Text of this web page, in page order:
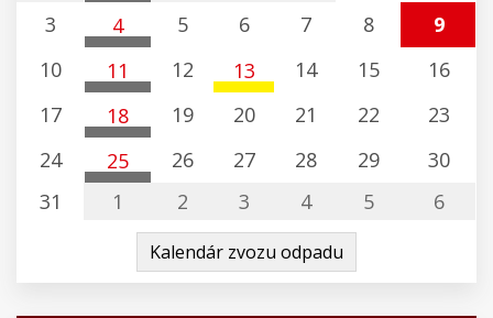
komunálny odpad
Vrbov (Kežmarok)
3
4
komunálny odpad
Vrbov (Kežmarok)
5 6 7 8
9
10
11
komunálny odpad
Vrbov (Kežmarok)
12
13
Plast
14 15
16
17
18
komunálny odpad
Vrbov (Kežmarok)
19 20 21 22
23
24
25
komunálny odpad
26 27 28 29
30
31
1 2 3 4 5 6
Kalendár zvozu odpadu